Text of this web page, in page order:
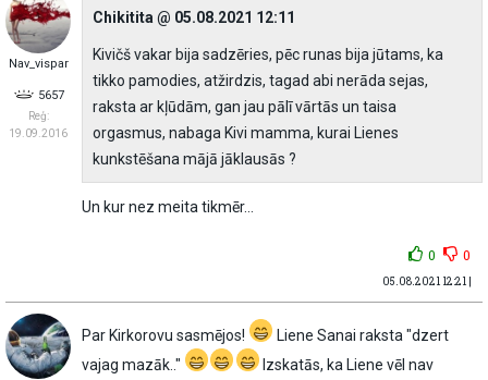
Nav_vispar
5657
Reģ:
19.09.2016
Chikitita @ 05.08.2021 12:11
Kivičš vakar bija sadzēries, pēc runas bija jūtams, ka
tikko pamodies, atžirdzis, tagad abi nerāda sejas,
raksta ar kļūdām, gan jau pālī vārtās un taisa
orgasmus, nabaga Kivi mamma, kurai Lienes
kunkstēšana mājā jāklausās ?
Un kur nez meita tikmēr...
0 0
05.08.2021 12:21 |
Par Kirkorovu sasmējos!
Liene Sanai raksta "dzert
vajag mazāk.."
Izskatās, ka Liene vēl nav